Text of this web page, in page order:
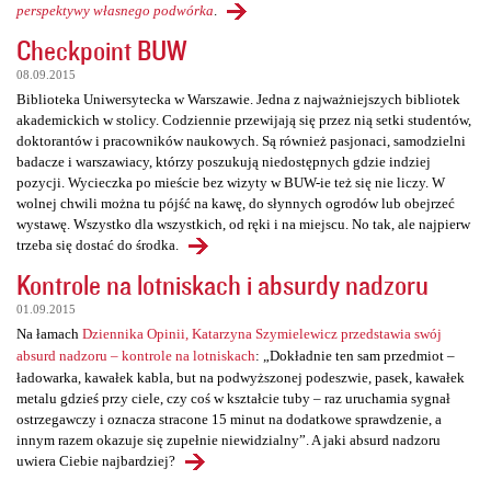
perspektywy własnego podwórka
Checkpoint BUW
08.09.2015
Biblioteka Uniwersytecka w Warszawie. Jedna z najważniejszych bibliotek
akademickich w stolicy. Codziennie przewijają się przez nią setki studentów,
doktorantów i pracowników naukowych. Są również pasjonaci, samodzielni
badacze i warszawiacy, którzy poszukują niedostępnych gdzie indziej
pozycji. Wycieczka po mieście bez wizyty w BUW-ie też się nie liczy. W
wolnej chwili można tu pójść na kawę, do słynnych ogrodów lub obejrzeć
wystawę. Wszystko dla wszystkich, od ręki i na miejscu. No tak, ale najpierw
trzeba się dostać do środka.
Kontrole na lotniskach i absurdy nadzoru
01.09.2015
Na łamach Dziennika Opinii, Katarzyna Szymielewicz przedstawia swój
absurd nadzoru – kontrole na lotniskach: „Dokładnie ten sam przedmiot –
ładowarka, kawałek kabla, but na podwyższonej podeszwie, pasek, kawałek
metalu gdzieś przy ciele, czy coś w kształcie tuby – raz uruchamia sygnał
ostrzegawczy i oznacza stracone 15 minut na dodatkowe sprawdzenie, a
innym razem okazuje się zupełnie niewidzialny”. A jaki absurd nadzoru
uwiera Ciebie najbardziej?